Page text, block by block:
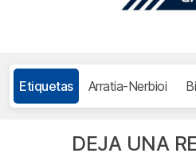
Etiquetas Arratia-Nerbioi
DEJA UNA